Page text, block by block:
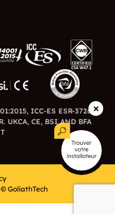
ICC-ES ESR-3726,
UKCA, CE, BSI AND BFA
GoliathTech